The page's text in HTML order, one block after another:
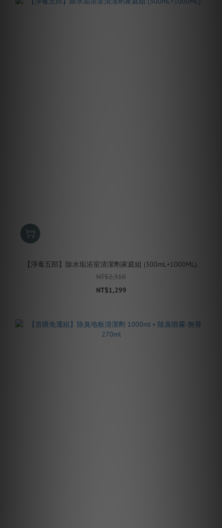
【淨毒五郎】除水垢浴室清潔劑家庭組 (300mL+1000ML).
NT$2,310
NT$1,299